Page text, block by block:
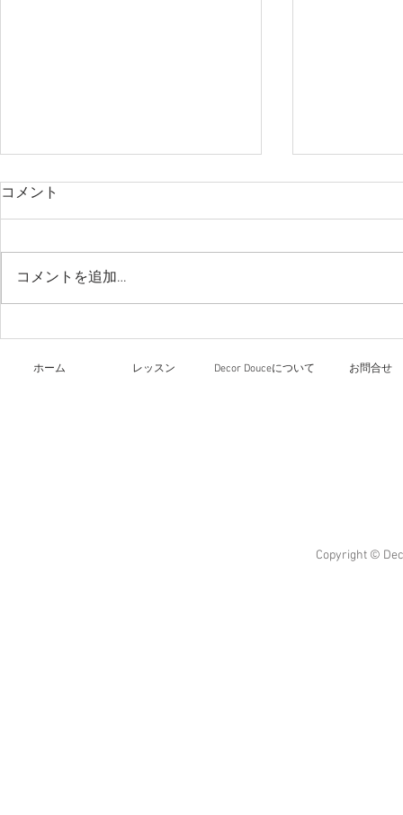
リーガロイヤルホテル大阪
コメント
コメントを追加…
ホーム レッスン Decor Douceについて お問合せ
Copyright ©